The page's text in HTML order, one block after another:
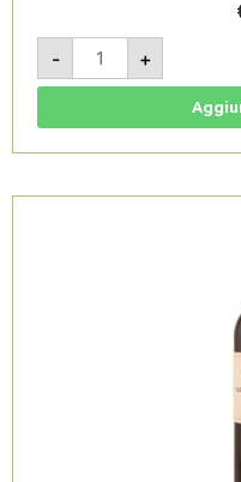
-
Effe
Emme
Terre
Siciliane
+